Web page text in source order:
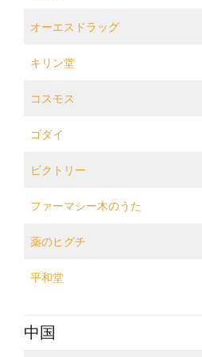
オーエスドラッグ
キリン堂
コスモス
ゴダイ
ビクトリー
ファーマシー木のうた
薬のヒグチ
平和堂
中国